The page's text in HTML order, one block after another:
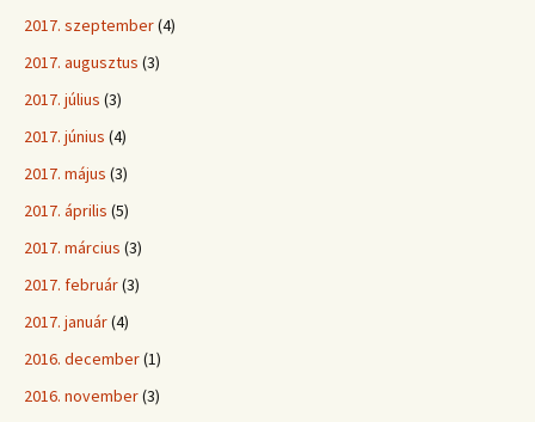
2017. szeptember(4)
2017. augusztus (3)
2017. július (3)
2017. június (4)
2017. május (3)
2017. április (5)
2017. március (3)
2017. február(3)
2017. január(4)
2016. december(1)
2016. november(3)